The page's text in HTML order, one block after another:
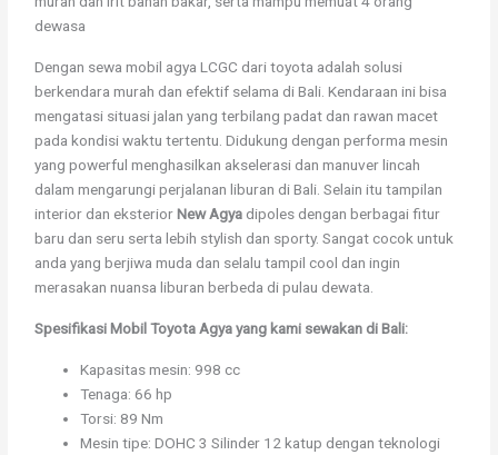
dewasa
Dengan sewa mobil agya LCGC dari toyota adalah solusi
berkendara murah dan efektif selama di Bali. Kendaraan ini bisa
mengatasi situasi jalan yang terbilang padat dan rawan macet
pada kondisi waktu tertentu. Didukung dengan performa mesin
yang powerful menghasilkan akselerasi dan manuver lincah
dalam mengarungi perjalanan liburan di Bali. Selain itu tampilan
interior dan eksteriorNew Agya dipoles dengan berbagai fitur
baru dan seru serta lebih stylish dan sporty. Sangat cocok untuk
anda yang berjiwa muda dan selalu tampil cool dan ingin
merasakan nuansa liburan berbeda di pulau dewata.
Spesifikasi Mobil Toyota Agya yang kami sewakan di Bali:
Kapasitas mesin: 998 cc
Tenaga: 66 hp
Torsi: 89 Nm
Mesin tipe: DOHC 3 Silinder 12 katup dengan teknologi